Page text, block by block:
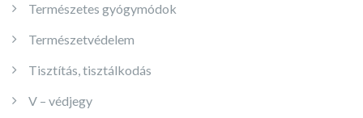
Természetes gyógymódok
Természetvédelem
Tisztítás, tisztálkodás
V – védjegy